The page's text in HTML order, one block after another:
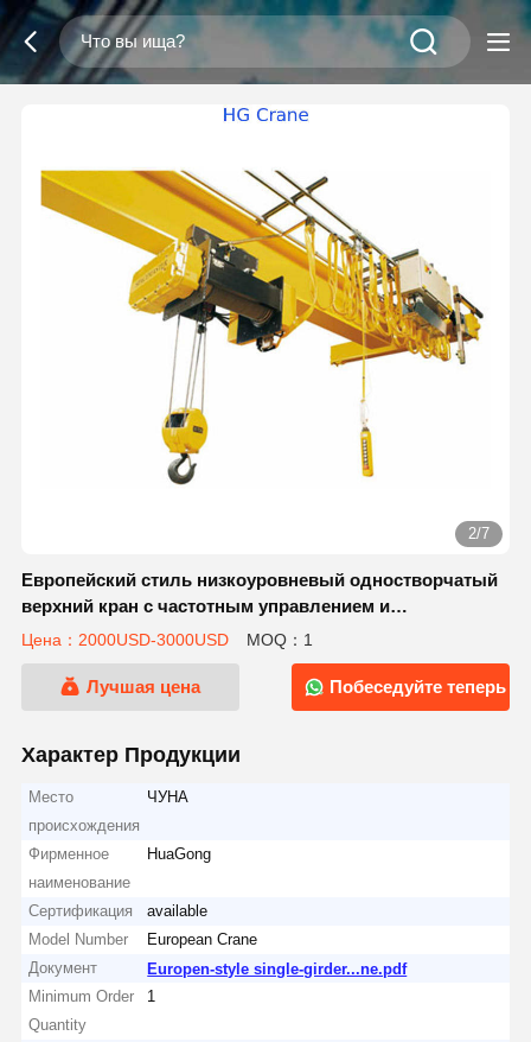
2/7
Европейский стиль низкоуровневый одностворчатый
верхний кран с частотным управлением и
сертификацией CE
Цена：2000USD-3000USD MOQ：1
Лучшая цена Побеседуйте теперь
Характер Продукции
Место
происхождения
ЧУНА
Фирменное
наименование
HuaGong
Сертификация
available
Model Number
European Crane
Документ
Europen-style single-girder...ne.pdf
Minimum Order
Quantity
1